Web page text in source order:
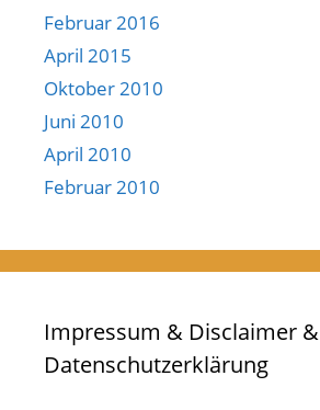
Februar 2016
April 2015
Oktober 2010
Juni 2010
April 2010
Februar 2010
Impressum & Disclaimer &
Datenschutzerklärung